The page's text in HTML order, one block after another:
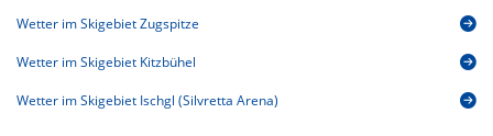
Wetter im Skigebiet Zugspitze
Wetter im Skigebiet Kitzbühel
Wetter im Skigebiet Ischgl (Silvretta Arena)